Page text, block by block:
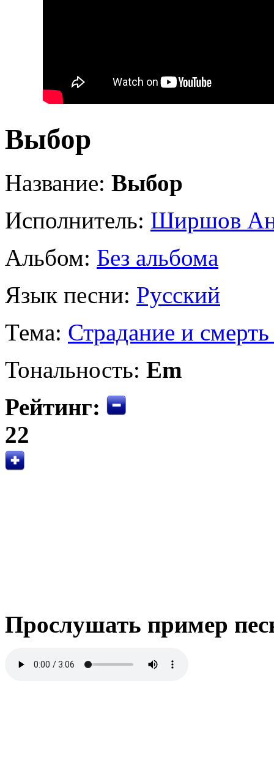
Выбор
Название: Выбор
Исполнитель: Ширшов
Альбом: Без альбома
Язык песни: Русский
Тема: Страдание и
Тональность: Em
Рейтинг:
22
Прослушать пример